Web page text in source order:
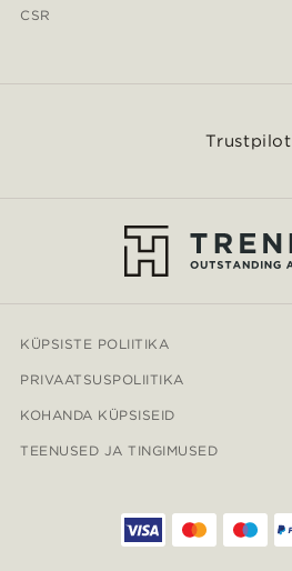
CSR
Trustpilot
KÜPSISTE POLIITIKA
PRIVAATSUSPOLIITIKA
KOHANDA KÜPSISEID
TEENUSED JA TINGIMUSED